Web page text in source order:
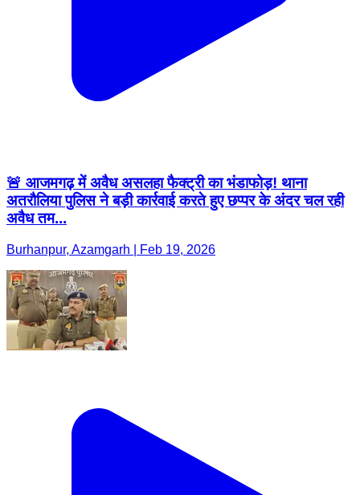
🚨 आजमगढ़ में अवैध असलहा फैक्ट्री का भंडाफोड़! थाना
अतरौलिया पुलिस ने बड़ी कार्रवाई करते हुए छप्पर के अंदर चल रही
अवैध तम...
Burhanpur, Azamgarh | Feb 19, 2026